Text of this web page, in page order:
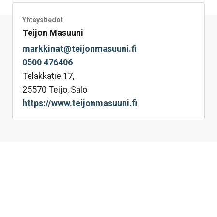
Yhteystiedot
Teijon Masuuni
markkinat@teijonmasuuni.fi
0500 476406
Telakkatie 17,
25570 Teijo, Salo
https://www.teijonmasuuni.fi